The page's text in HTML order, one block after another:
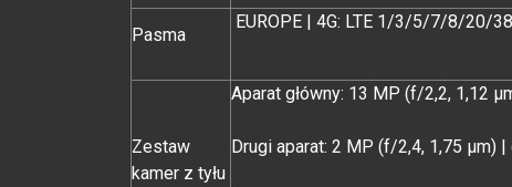
Pasma
EUROPE | 4G: LTE 1/
Zestaw
kamer z tyłu
Aparat główny: 13 MP (f/2,2, 1,12
Drugi aparat: 2 MP (f/2,4, 1,75 μm) |